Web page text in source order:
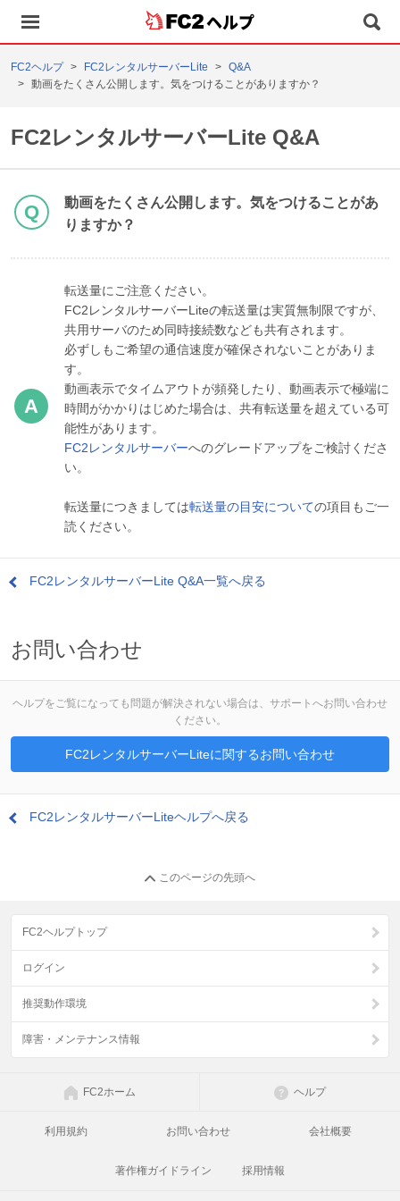
ヘルプ
FC2ヘルプ FC2レンタルサーバーLite
Q&A
動画をたくさん公開します。気をつけることがありますか？
FC2レンタルサーバーLite Q&A
動画をたくさん公開します。気をつけることがあ
りますか？
転送量にご注意ください。
FC2レンタルサーバーLiteの転送量は実質無制限ですが、
共用サーバのため同時接続数なども共有されます。
必ずしもご希望の通信速度が確保されないことがありま
す。
動画表示でタイムアウトが頻発したり、動画表示で極端に
時間がかかりはじめた場合は、共有転送量を超えている可
能性があります。
FC2レンタルサーバーへのグレードアップをご検討くださ
い。
転送量につきましては転送量の目安についての項目もご一
読ください。
FC2レンタルサーバーLite Q&A一覧へ戻る
お問い合わせ
ヘルプをご覧になっても問題が解決されない場合は、サポートへお問い合わせ
ください。
FC2レンタルサーバーLiteに関するお問い合わせ
FC2レンタルサーバーLiteヘルプへ戻る
このページの先頭へ
FC2ヘルプトップ
ログイン
推奨動作環境
障害・メンテナンス情報
FC2ホーム ヘルプ
利用規約 お問い合わせ 会社概要
著作権ガイドライン 採用情報